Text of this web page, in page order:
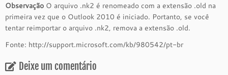
Observação O arquivo .nk2 é renomeado com a extensão .old na
primeira vez que o Outlook 2010 é iniciado. Portanto, se você
tentar reimportar o arquivo .nk2, remova a extensão .old.
Fonte: http://support.microsoft.com/kb/980542/pt-br
Deixe um comentário